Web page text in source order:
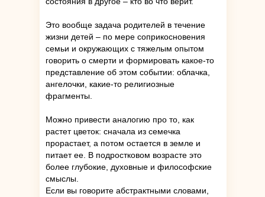
Это вообще задача родителей в течение
жизни детей – по мере соприкосновения
семьи и окружающих с тяжелым опытом
говорить о смерти и формировать какое-то
представление об этом событии: облачка,
ангелочки, какие-то религиозные
фрагменты.
Можно привести аналогию про то, как
растет цветок: сначала из семечка
прорастает, а потом остается в земле и
питает ее. В подростковом возрасте это
более глубокие, духовные и философские
смыслы.
Если вы говорите абстрактными словами,